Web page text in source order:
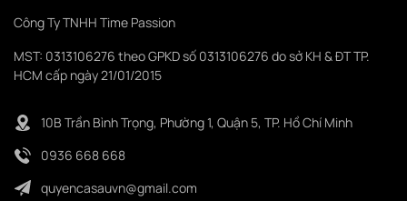
Công Ty TNHH Time Passion
MST: 0313106276 theo GPKD số 0313106276 do sở KH & ĐT TP.
HCM cấp ngày 21/01/2015
10B Trần Bình Trọng, Phường 1, Quận 5, TP. Hồ Chí Minh
0936 668 668
quyencasauvn@gmail.com